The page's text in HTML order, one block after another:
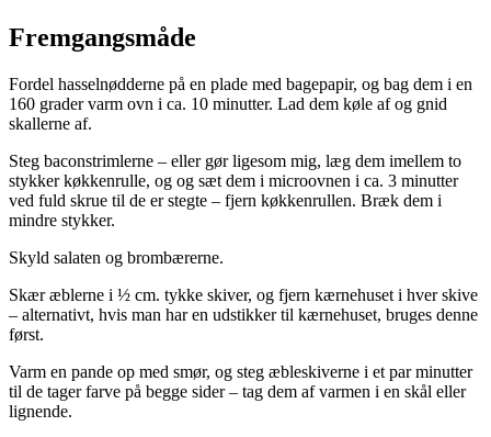
Fremgangsmåde
Fordel hasselnødderne på en plade med bagepapir, og bag dem i en
160 grader varm ovn i ca. 10 minutter. Lad dem køle af og gnid
skallerne af.
Steg baconstrimlerne – eller gør ligesom mig, læg dem imellem to
stykker køkkenrulle, og og sæt dem i microovnen i ca. 3 minutter
ved fuld skrue til de er stegte – fjern køkkenrullen. Bræk dem i
mindre stykker.
Skyld salaten og brombærerne.
Skær æblerne i ½ cm. tykke skiver, og fjern kærnehuset i hver skive
– alternativt, hvis man har en udstikker til kærnehuset, bruges denne
først.
Varm en pande op med smør, og steg æbleskiverne i et par minutter
til de tager farve på begge sider – tag dem af varmen i en skål eller
lignende.